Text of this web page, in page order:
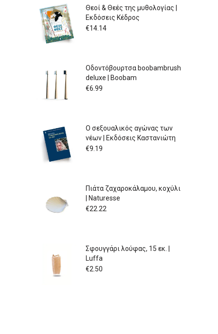
Θεοί & Θεές της μυθολογίας |
Εκδόσεις Κέδρος
€14.14
Οδοντόβουρτσα boobambrush
deluxe | Boobam
€6.99
Ο σεξουαλικός αγώνας των
νέων | Εκδόσεις Καστανιώτη
€9.19
Πιάτα ζαχαροκάλαμου, κοχύλι
| Naturesse
€22.22
Σφουγγάρι λούφας, 15 εκ. |
Luffa
€2.50